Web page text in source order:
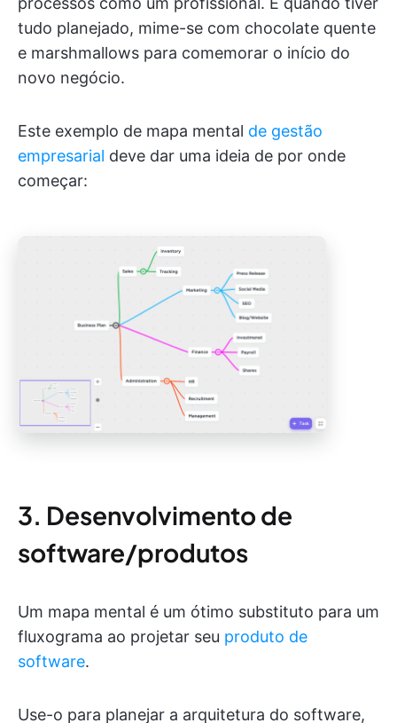
tudo planejado, mime-se com chocolate quente
e marshmallows para comemorar o início do
novo negócio.
Este exemplo de mapa mental de gestão
empresarial deve dar uma ideia de por onde
começar:
3. Desenvolvimento de
software/produtos
Um mapa mental é um ótimo substituto para um
fluxograma ao projetar seu produto de
software.
Use-o para planejar a arquitetura do software,